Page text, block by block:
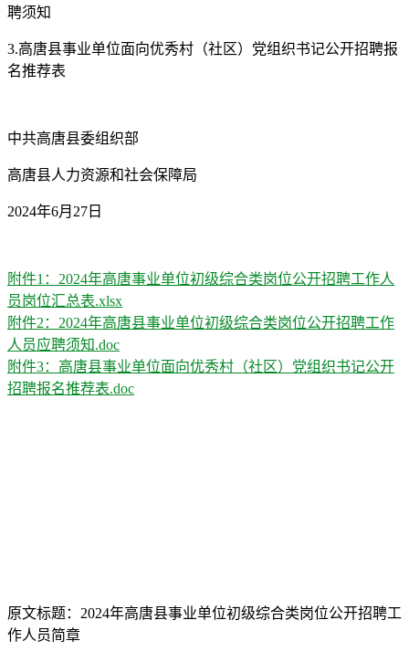
聘须知
3.高唐县事业单位面向优秀村（社区）党组织书记公开招聘报
名推荐表
中共高唐县委组织部
高唐县人力资源和社会保障局
2024年6月27日
附件1：2024年高唐事业单位初级综合类岗位公开招聘工作人
员岗位汇总表.xlsx
附件2：2024年高唐县事业单位初级综合类岗位公开招聘工作
人员应聘须知.doc
附件3：高唐县事业单位面向优秀村（社区）党组织书记公开
招聘报名推荐表.doc
原文标题：2024年高唐县事业单位初级综合类岗位公开招聘工
作人员简章